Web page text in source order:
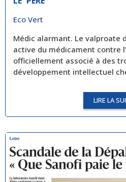
Eco Vert
Médic alarmant. Le valproate
active du médicament contre
officiellement associé à des
développement intellectuel
LIRE LA